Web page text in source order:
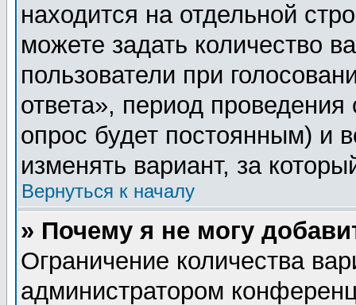
находится на отдельной
можете задать количество
пользователи при
ответа», период проведения
опрос будет постоянным) и
изменять вариант, за
Вернуться к началу
» Почему я не могу
Ограничение количества
администратором